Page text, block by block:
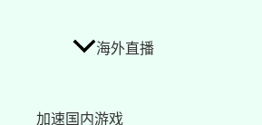
海外直播
加速国内游戏